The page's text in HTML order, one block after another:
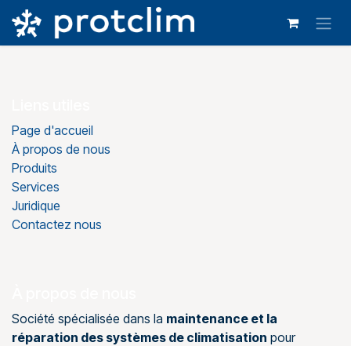
Se rendre au contenu
Page d'accueil
À propos de nous
Produits
Services
Juridique
Contactez nous
Société spécialisée dans la maintenance et la
réparation des systèmes de climatisation pour